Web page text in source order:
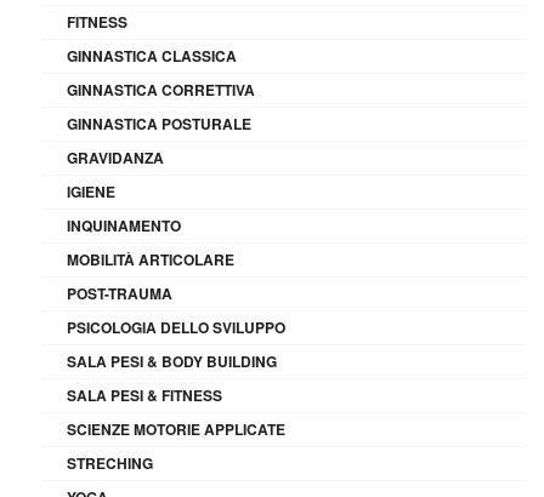
FITNESS
GINNASTICA CLASSICA
GINNASTICA CORRETTIVA
GINNASTICA POSTURALE
GRAVIDANZA
IGIENE
INQUINAMENTO
MOBILITÀ ARTICOLARE
POST-TRAUMA
PSICOLOGIA DELLO SVILUPPO
SALA PESI & BODY BUILDING
SALA PESI & FITNESS
SCIENZE MOTORIE APPLICATE
STRECHING